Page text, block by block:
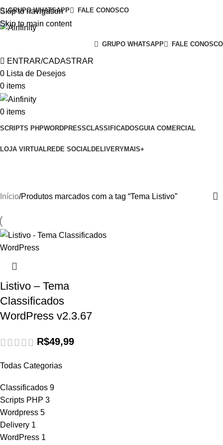
Skip to navigation
Skip to main content
GRUPO WHATSAPP FALE CONOSCO
GRUPO WHATSAPP FALE CONOSCO
ENTRAR/CADASTRAR
0 Lista de Desejos
0 items
0 items
SCRIPTS PHPWORDPRESSCLASSIFICADOSGUIA COMERCIAL
LOJA VIRTUALREDE SOCIALDELIVERYMAIS+
Todas Categorias
Classificados 9
Scripts PHP 3
Wordpress 5
Delivery 1
WordPress 1
Início Produtos marcados com a tag “Tema Listivo”
Listivo – Tema
Classificados
WordPress v2.3.67
R$49,99